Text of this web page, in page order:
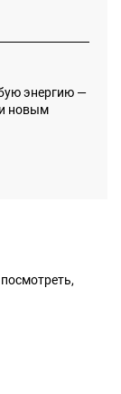
энергию —
новым